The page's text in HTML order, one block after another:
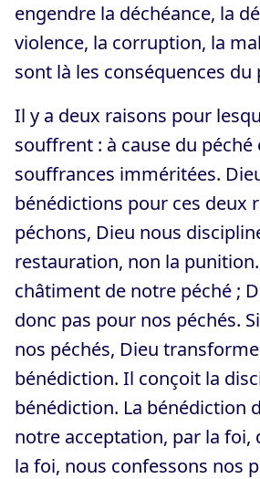
engendre la déchéance, la
violence, la corruption, la
sont là les conséquences du
Il y a deux raisons pour
souffrent : à cause du péché
souffrances imméritées.
bénédictions pour ces deux
péchons, Dieu nous
restauration, non la
châtiment de notre péché ;
donc pas pour nos péchés.
nos péchés, Dieu
bénédiction. Il conçoit la
bénédiction. La bénédiction
notre acceptation, par la foi,
la foi, nous confessons nos